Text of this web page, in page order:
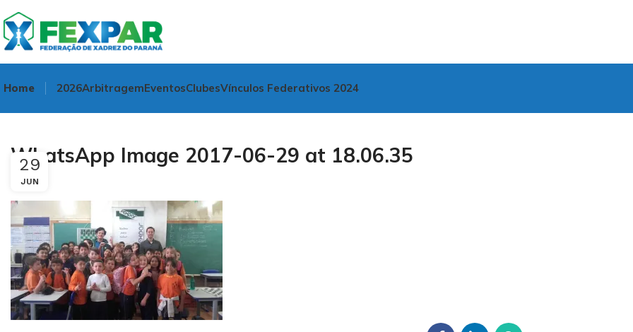
Home 2026ArbitragemEventosClubesVínculos Federativos 2024
WhatsApp Image 2017-06-29 at 18.06.35
29
JUN